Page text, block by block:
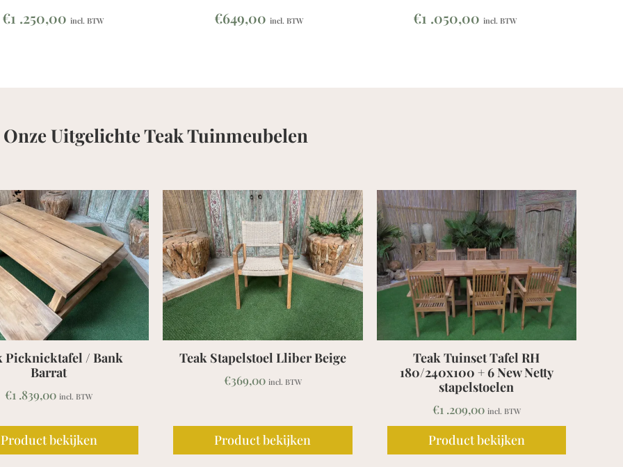
€1 .250,00 incl. BTW €649,00 incl. BTW €1 .050,00 incl. BTW
Onze Uitgelichte Teak Tuinmeubelen
Teak Stapelstoel Lliber Beige
€369,00
Product bekijken
Teak Tuinset Tafel RH
180/240x100 + 6 New Netty
stapelstoelen
Product bekijken
Teak Ligbed Barrat
€539,00 incl. BTW
Product bekijken